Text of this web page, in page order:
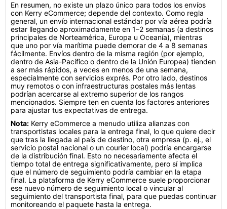
En resumen, no existe un plazo único para todos los envíos
con Kerry eCommerce; depende del contexto. Como regla
general, un envío internacional estándar por vía aérea podría
estar llegando aproximadamente en 1–2 semanas (a destinos
principales de Norteamérica, Europa u Oceanía), mientras
que uno por vía marítima puede demorar de 4 a 8 semanas
fácilmente. Envíos dentro de la misma región (por ejemplo,
dentro de Asia-Pacífico o dentro de la Unión Europea) tienden
a ser más rápidos, a veces en menos de una semana,
especialmente con servicios exprés. Por otro lado, destinos
muy remotos o con infraestructuras postales más lentas
podrían acercarse al extremo superior de los rangos
mencionados. Siempre ten en cuenta los factores anteriores
para ajustar tus expectativas de entrega.
Nota: Kerry eCommerce a menudo utiliza alianzas con
transportistas locales para la entrega final, lo que quiere decir
que tras la llegada al país de destino, otra empresa (p. ej., el
servicio postal nacional o un courier local) podría encargarse
de la distribución final. Esto no necesariamente afecta el
tiempo total de entrega significativamente, pero sí implica
que el número de seguimiento podría cambiar en la etapa
final. La plataforma de Kerry eCommerce suele proporcionar
ese nuevo número de seguimiento local o vincular al
seguimiento del transportista final, para que puedas continuar
monitoreando el paquete hasta la entrega.